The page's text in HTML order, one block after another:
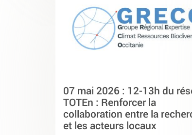
07 mai 2026 : 12-13h du
TOTEn : Renforcer la
collaboration entre la
et les acteurs locaux